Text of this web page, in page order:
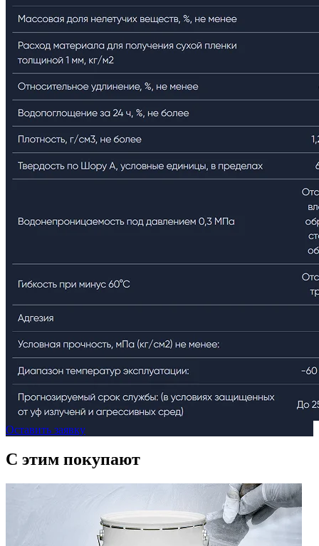
Оставить заявку
C этим покупают